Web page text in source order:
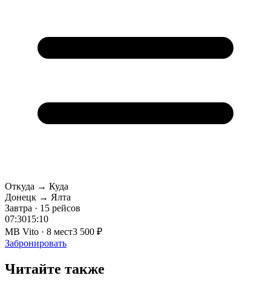
Откуда → Куда
Донецк → Ялта
Завтра · 15 рейсов
07:3015:10
MB Vito · 8 мест3 500 ₽
Забронировать
Читайте также